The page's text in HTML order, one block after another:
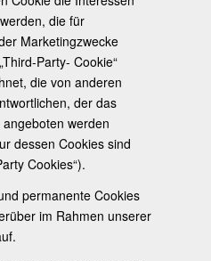
die für
Marketingzwecke
Party- Cookie“
die von anderen
der das
werden
dessen Cookies sind
Cookies“).
permanente Cookies
im Rahmen unserer